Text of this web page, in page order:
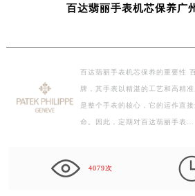
百达翡丽手表机芯保养广
百达翡丽手表机芯保养的重要性
牌，其手表以精湛的工艺和高精
是整个手表的核心，它的运作直
命。因此，定期对百达翡丽手表…
4079次